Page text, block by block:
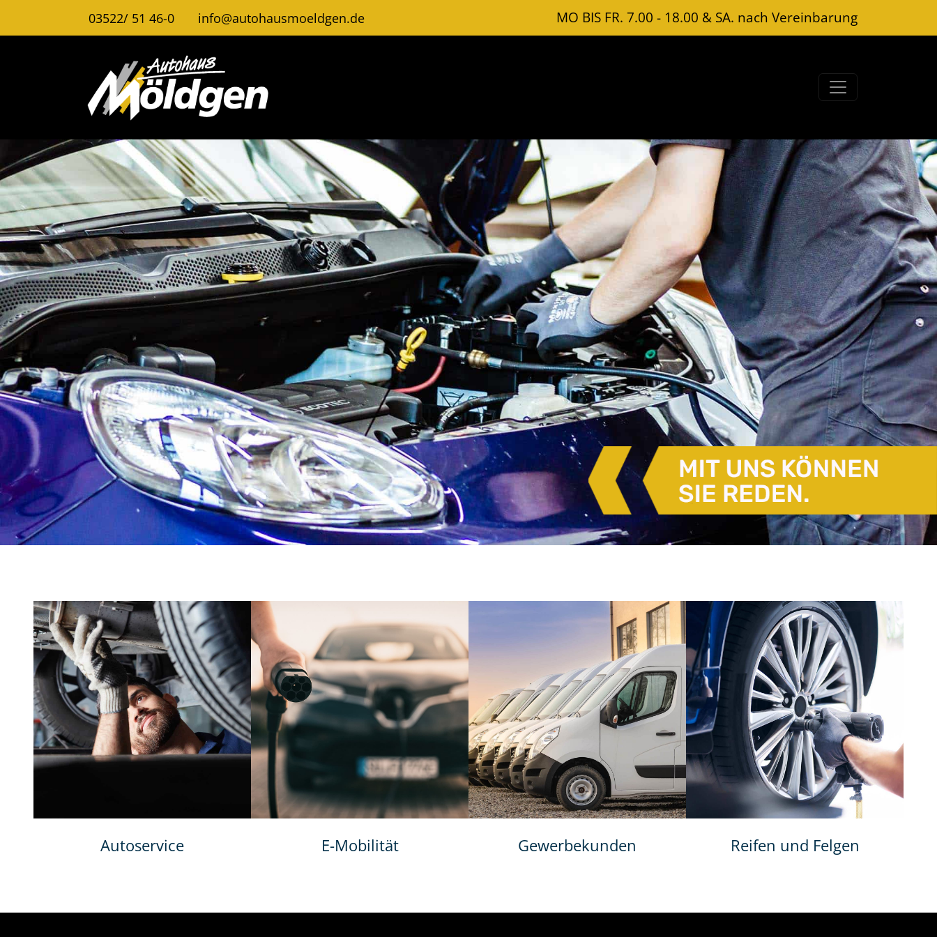
03522/ 51 46-0 info@autohausmoeldgen.de MO BIS FR. 7.00 - 18.00 & SA. nach Vereinbarung
Autoservice E-Mobilität Gewerbekunden Reifen und Felgen